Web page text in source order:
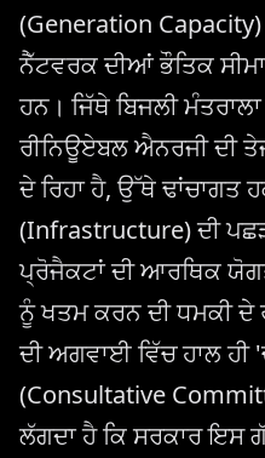
(Generation Capacity)
ਨੈੱਟਵਰਕ ਦੀਆਂ ਭੌਤਿਕ
ਹਨ। ਜਿੱਥੇ ਬਿਜਲੀ
ਰੀਨਿਊਏਬਲ ਐਨਰਜੀ ਦੀ
ਦੇ ਰਿਹਾ ਹੈ, ਉੱਥੇ ਢਾਂਚਾਗਤ
(Infrastructure) ਦੀ
ਪ੍ਰੋਜੈਕਟਾਂ ਦੀ ਆਰਥਿਕ
ਨੂੰ ਖਤਮ ਕਰਨ ਦੀ ਧਮਕੀ ਦੇ
ਦੀ ਅਗਵਾਈ ਵਿੱਚ ਹਾਲ
(Consultative
ਲੱਗਦਾ ਹੈ ਕਿ ਸਰਕਾਰ ਇਸ